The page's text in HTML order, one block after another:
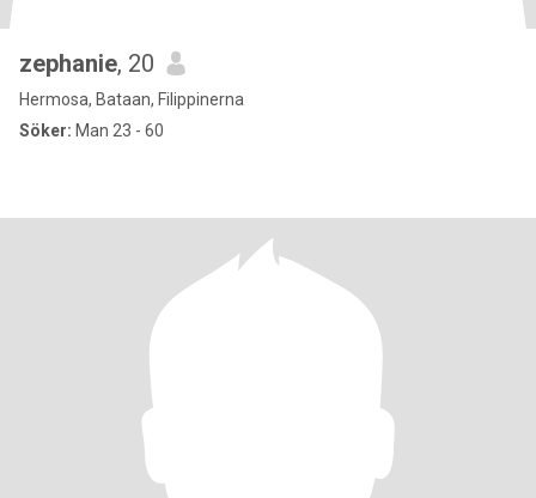
zephanie, 20
Hermosa, Bataan, Filippinerna
Söker: Man 23 - 60